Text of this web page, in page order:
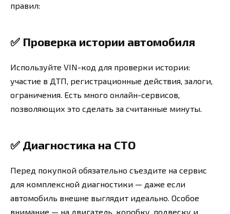
правил:
✅ Проверка истории автомобиля
Используйте VIN-код для проверки истории:
участие в ДТП, регистрационные действия, залоги,
ограничения. Есть много онлайн-сервисов,
позволяющих это сделать за считанные минуты.
✅ Диагностика на СТО
Перед покупкой обязательно съездите на сервис
для комплексной диагностики — даже если
автомобиль внешне выглядит идеально. Особое
внимание — на двигатель, коробку, подвеску и